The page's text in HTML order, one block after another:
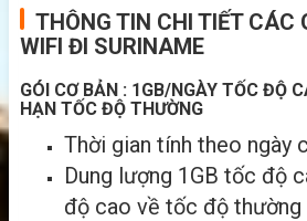
THÔNG TIN CHI TIẾT CÁC
WIFI ĐI SURINAME
GÓI CƠ BẢN : 1GB/NGÀY TỐC ĐỘ
HẠN TỐC ĐỘ THƯỜNG
Thời gian tính theo ngày
Dung lượng 1GB tốc độ
độ cao về tốc độ thường